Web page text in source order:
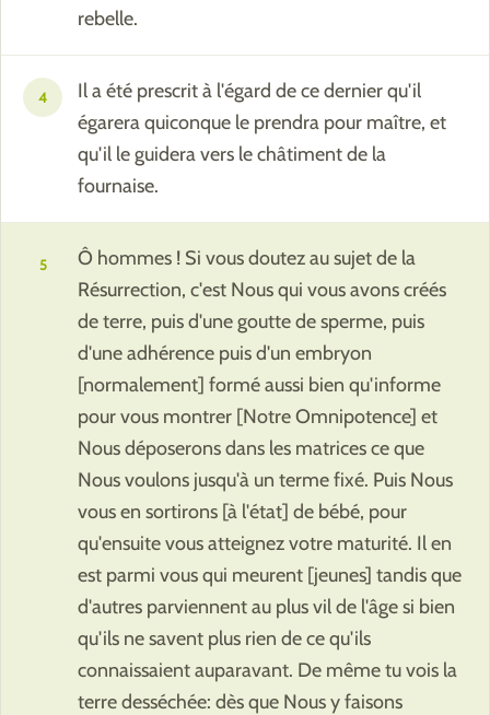
rebelle.
4
Il a été prescrit à l'égard de ce dernier qu'il
égarera quiconque le prendra pour maître, et
qu'il le guidera vers le châtiment de la
fournaise.
5
Ô hommes ! Si vous doutez au sujet de la
Résurrection, c'est Nous qui vous avons créés
de terre, puis d'une goutte de sperme, puis
d'une adhérence puis d'un embryon
[normalement] formé aussi bien qu'informe
pour vous montrer [Notre Omnipotence] et
Nous déposerons dans les matrices ce que
Nous voulons jusqu'à un terme fixé. Puis Nous
vous en sortirons [à l'état] de bébé, pour
qu'ensuite vous atteignez votre maturité. Il en
est parmi vous qui meurent [jeunes] tandis que
d'autres parviennent au plus vil de l'âge si bien
qu'ils ne savent plus rien de ce qu'ils
connaissaient auparavant. De même tu vois la
terre desséchée: dès que Nous y faisons